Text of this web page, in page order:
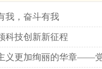
我，奋斗有我
科技创新新征程
义更加绚丽的华章——